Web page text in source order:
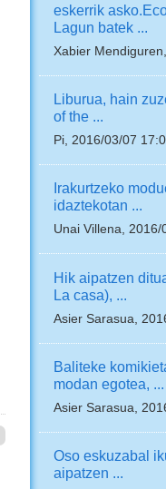
eskerrik
Lagun batek ...
Xabier
Liburua, hain
of the ...
Pi, 2016/03/07
Irakurtzeko
idaztekotan ...
Unai Villena, 2016/
Hik aipatzen
La casa), ...
Asier Sarasua,
Baliteke
modan egotea, ...
Asier Sarasua,
Oso eskuzabal
aipatzen ...